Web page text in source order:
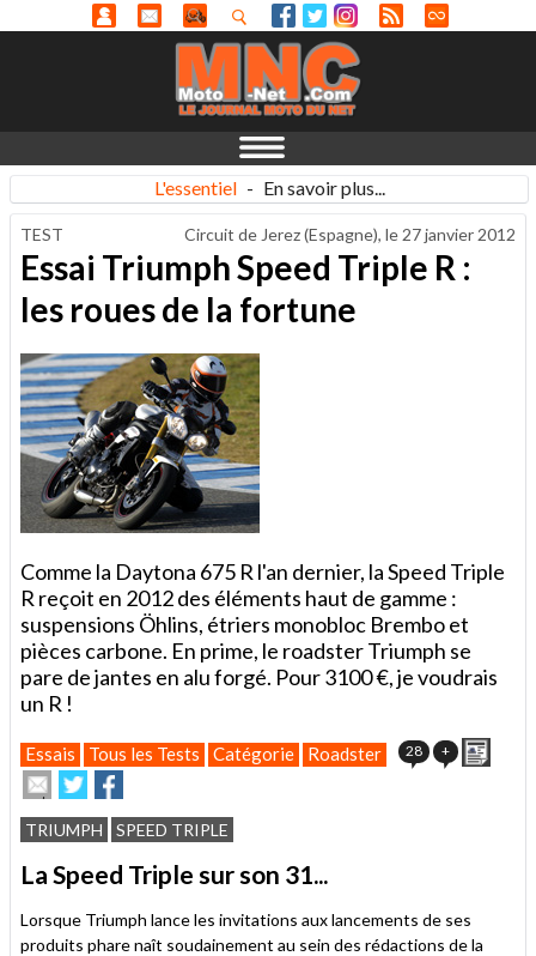
L'essentiel - En savoir plus...
TEST Circuit de Jerez (Espagne), le 27 janvier 2012
Essai Triumph Speed Triple R :
les roues de la fortune
Comme la Daytona 675 R l'an dernier, la Speed Triple
R reçoit en 2012 des éléments haut de gamme :
suspensions Öhlins, étriers monobloc Brembo et
pièces carbone. En prime, le roadster Triumph se
pare de jantes en alu forgé. Pour 3100 €, je voudrais
un R !
Essais Tous les Tests Catégorie Roadster 28 +
Envoyer
cet
article
à
un
ami
Partager
sur
Twitter
sur
Facebook
TRIUMPH SPEED TRIPLE
La Speed Triple sur son 31...
Lorsque Triumph lance les invitations aux lancements de ses
produits phare naît soudainement au sein des rédactions de la